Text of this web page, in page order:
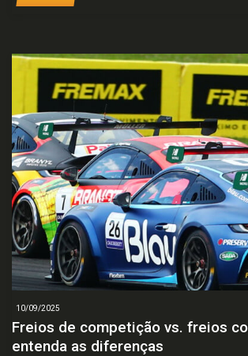
10/09/2025
Freios de competição vs. freios
entenda as diferenças